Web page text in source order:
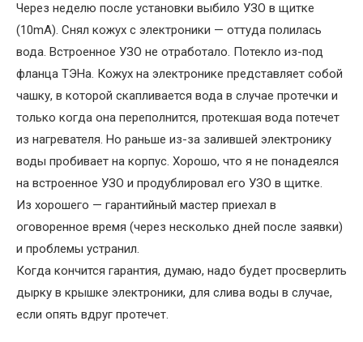
Через неделю после установки выбило УЗО в щитке
(10mA). Снял кожух с электроники — оттуда полилась
вода. Встроенное УЗО не отработало. Потекло из-под
фланца ТЭНа. Кожух на электронике представляет собой
чашку, в которой скапливается вода в случае протечки и
только когда она переполнится, протекшая вода потечет
из нагревателя. Но раньше из-за залившей электронику
воды пробивает на корпус. Хорошо, что я не понадеялся
на встроенное УЗО и продублировал его УЗО в щитке.
Из хорошего — гарантийный мастер приехал в
оговоренное время (через несколько дней после заявки)
и проблемы устранил.
Когда кончится гарантия, думаю, надо будет просверлить
дырку в крышке электроники, для слива воды в случае,
если опять вдруг протечет.